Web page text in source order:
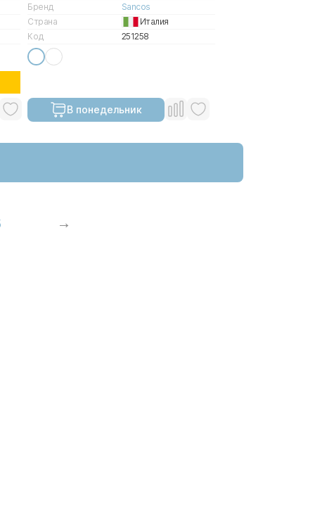
Бренд
Sancos
Страна
Италия
Код
251258
В понедельник